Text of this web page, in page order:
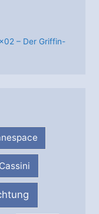
– Der Griffin-
Cassini